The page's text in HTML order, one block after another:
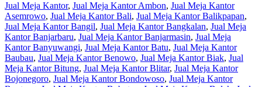
Jual Meja Kantor, Jual Meja Kantor Ambon, Jual Meja Kantor
Asemrowo, Jual Meja Kantor Bali, Jual Meja Kantor Balikpapan,
Jual Meja Kantor Bangil, Jual Meja Kantor Bangkalan, Jual Meja
Kantor Banjarbaru, Jual Meja Kantor Banjarmasin, Jual Meja
Kantor Banyuwangi, Jual Meja Kantor Batu, Jual Meja Kantor
Baubau, Jual Meja Kantor Benowo, Jual Meja Kantor Biak, Jual
Meja Kantor Bitung, Jual Meja Kantor Blitar, Jual Meja Kantor
Bojonegoro, Jual Meja Kantor Bondowoso, Jual Meja Kantor